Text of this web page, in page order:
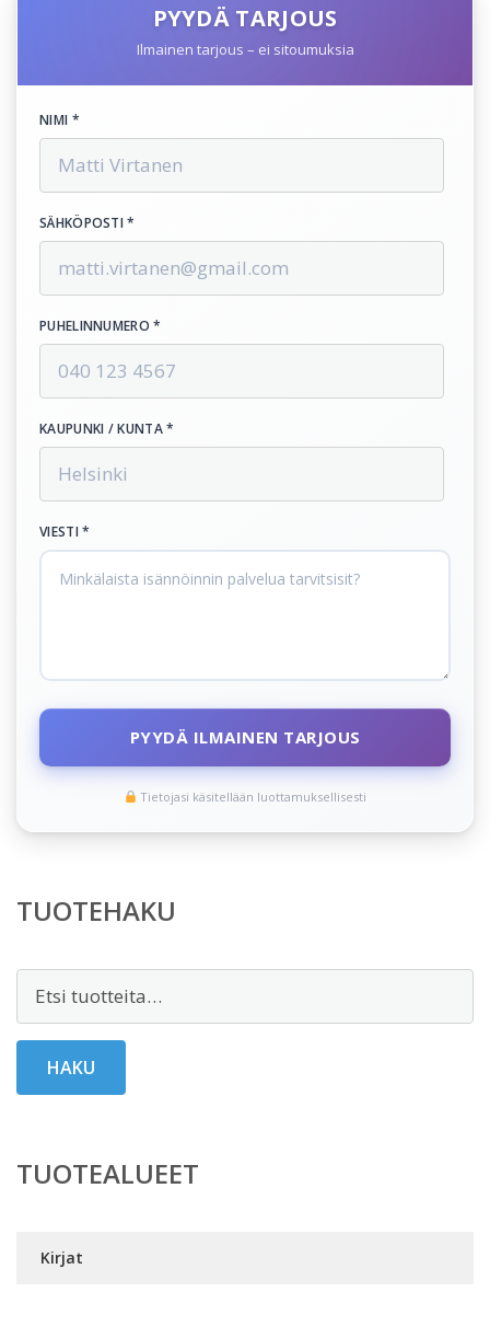
PYYDÄ TARJOUS
Ilmainen tarjous – ei sitoumuksia
NIMI *
SÄHKÖPOSTI *
PUHELINNUMERO *
KAUPUNKI / KUNTA *
VIESTI *
PYYDÄ ILMAINEN TARJOUS
Tietojasi käsitellään luottamuksellisesti
TUOTEHAKU
Etsi:
HAKU
TUOTEALUEET
Kirjat